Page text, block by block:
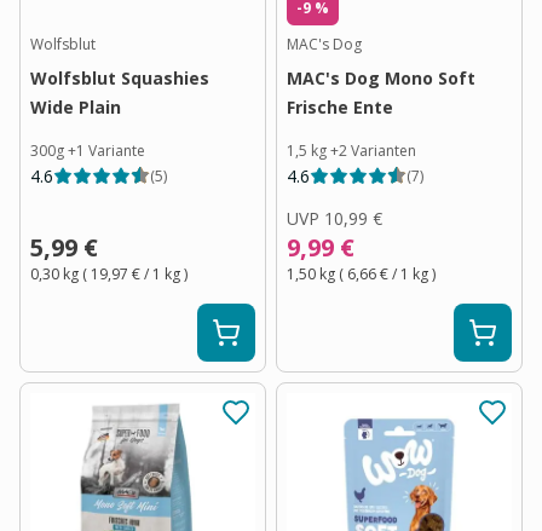
Wolfsblut
Wolfsblut Squashies
Wide Plain
300g+1 Variante
4.6 (5)
5,99 €
0,30 kg ( 19,97 €/ 1 kg)
-9 %
MAC's Dog
MAC's Dog Mono Soft
Frische Ente
1,5 kg+2Varianten
4.6 (7)
UVP 10,99 €
9,99 €
1,50 kg ( 6,66 €/ 1 kg)